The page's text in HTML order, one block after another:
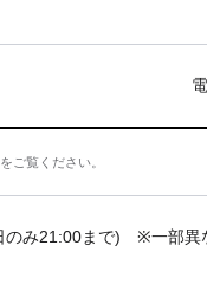
ご覧ください。
み21:00まで) ※一部異